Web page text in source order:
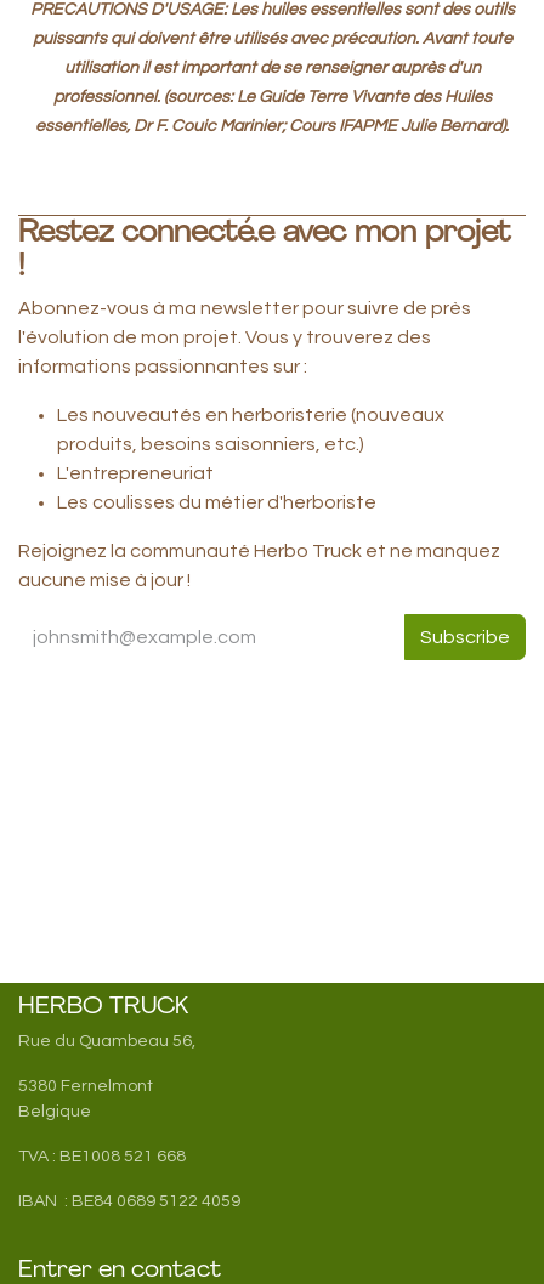
PRECAUTIONS D'USAGE: Les huiles essentielles sont des outils
puissants qui doivent être utilisés avec précaution. Avant toute
utilisation il est important de se renseigner auprès d'un
professionnel. (sources: Le Guide Terre Vivante des Huiles
essentielles, Dr F. Couic Marinier; Cours IFAPME Julie Bernard).
Restez connecté.e avec mon projet
!
Abonnez-vous à ma newsletter pour suivre de près
l'évolution de mon projet. Vous y trouverez des
informations passionnantes sur :
Les nouveautés en herboristerie (nouveaux
produits, besoins saisonniers, etc.)
L'entrepreneuriat
Les coulisses du métier d'herboriste
Rejoignez la communauté Herbo Truck et ne manquez
aucune mise à jour !
Subscribe
HERBO TRUCK
Rue du Quambeau 56,
5380 Fernelmont
Belgique
TVA : BE1008 521 668
IBAN : BE84 0689 5122 4059
Entrer en contact